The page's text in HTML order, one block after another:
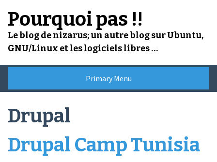
content
Pourquoi pas !!
Le blog de nizarus; un autre blog sur Ubuntu,
GNU/Linux et les logiciels libres …
Primary Menu
Drupal
Drupal Camp Tunisia